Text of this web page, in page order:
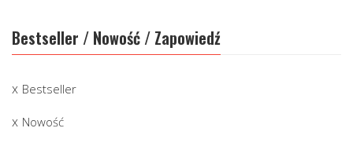
Bestseller / Nowość / Zapowiedź
Bestseller
Nowość